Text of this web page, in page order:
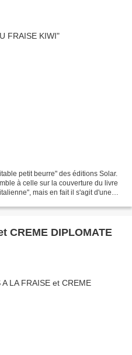
petit beurre" des éditions Solar.
à celle sur la couverture du livre
mais en fait il s'agit d'une
CREME DIPLOMATE